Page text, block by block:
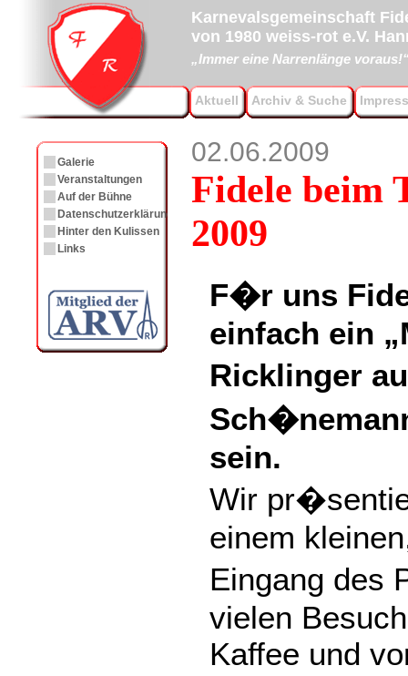
Karnevalsgemeinschaft
von 1980 weiss-rot e.V.
„Immer eine Narrenlänge
Aktuell Archiv & Suche
02.06.2009
Fidele beim
2009
F�r uns
einfach ein
Ricklinger
sein.
Wir
einem
Eingang des
vielen
Kaffee und
Galerie
Veranstaltungen
Auf der Bühne
Datenschutzerklärung
Hinter den Kulissen
Links